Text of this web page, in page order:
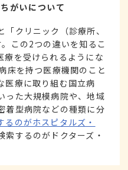
がいについて
クリニック（診療所、
この2つの違いを知るこ
療を受けられるようにな
床を持つ医療機関のこと
医療に取り組む国立病
った大規模病院や、地域
着型病院などの種類に分
るのがホスピタルズ・
索するのがドクターズ・